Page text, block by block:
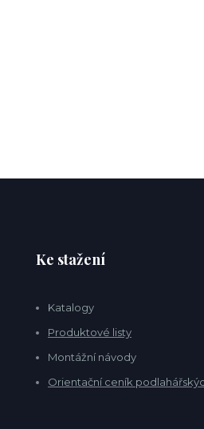
Ke stažení
Katalogy
Produktové listy
Montážní návody
Orientační ceník